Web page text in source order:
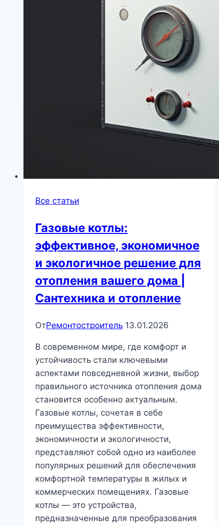
Все статьи
Газовые котлы:
эффективное, экономичное
и экологичное решение для
отопления вашего дома |
Сантехника и отопление
ОтРемонтостроитель 13.01.2026
В современном мире, где комфорт и
устойчивость стали ключевыми
аспектами повседневной жизни, выбор
правильного источника отопления дома
становится особенно актуальным.
Газовые котлы, сочетая в себе
преимущества эффективности,
экономичности и экологичности,
представляют собой одно из наиболее
популярных решений для обеспечения
комфортной температуры в жилых и
коммерческих помещениях. Газовые
котлы — это устройства,
предназначенные для преобразования